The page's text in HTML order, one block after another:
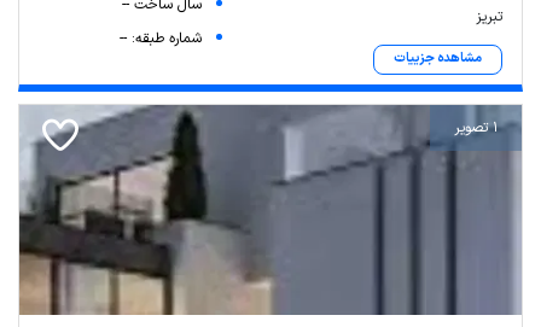
تبریز
مشاهده جزییات
سال ساخت --
شماره طبقه: --
1 تصویر